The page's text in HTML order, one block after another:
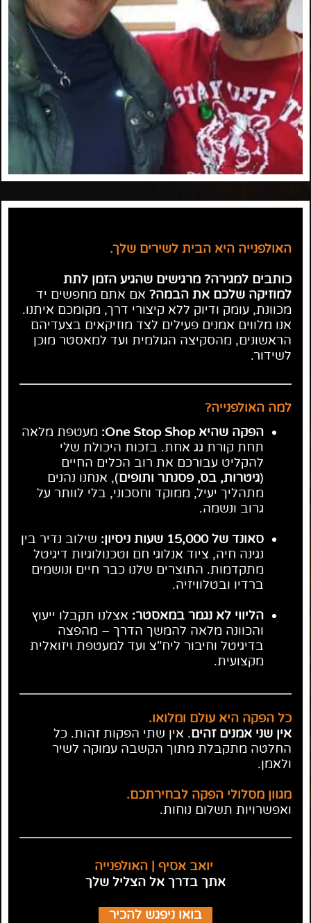
האולפנייה היא הבית לשירים שלך.
כותבים למגירה? מרגישים שהגיע הזמן לתת
למוזיקה שלכם את הבמה? אם אתם מחפשים יד
מכוונת, עומק ודיוק ללא קיצורי דרך, מקומכם איתנו.
אנו מלווים אמנים פעילים לצד מוזיקאים בצעדיהם
הראשונים, מהסקיצה הגולמית ועד למאסטר מוכן
לשידור.
למה האולפנייה?
הפקה שהיא One Stop Shop:
מעטפת מלאה
תחת קורת גג אחת. בזכות היכולת שלי
להקליט עבורכם את רוב הכלים החיים
(גיטרות, בס, פסנתר ותופים), אנחנו נהנים
מתהליך יעיל, ממוקד וחסכוני, בלי לוותר על
גרוב ונשמה.
סאונד של 15,000 שעות ניסיון:
שילוב נדיר בין
נגינה חיה, ציוד אנלוגי חם וטכנולוגיות דיגיטל
מתקדמות. התוצרים שלנו כבר חיים ונושמים
ברדיו ובטלוויזיה.
הליווי לא נגמר במאסטר: אצלנו תקבלו ייעוץ
והכוונה מלאה להמשך הדרך – מהפצה
בדיגיטל וחיבור ליח"צ ועד למעטפת ויזואלית
מקצועית.
כל הפקה היא עולם ומלואו.
אין שני אמנים זהים. אין שתי הפקות זהות. כל
החלטה מתקבלת מתוך הקשבה עמוקה לשיר
ולאמן.
מגוון מסלולי הפקה לבחירתכם.
ואפשרויות תשלום נוחות.
יואב אסיף | האולפנייה
אתך בדרך אל הצליל שלך
בואו ניפגש להכיר